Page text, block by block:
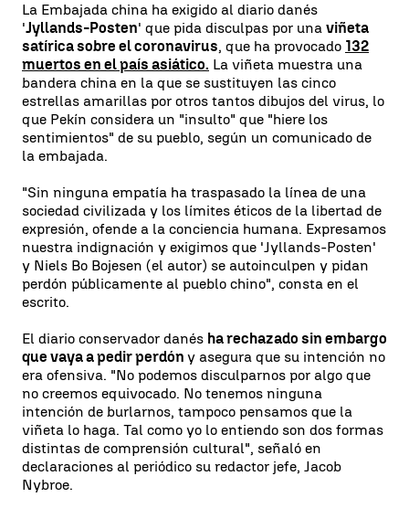
La Embajada china ha exigido al diario danés
'Jyllands-Posten' que pida disculpas por una viñeta
satírica sobre el coronavirus, que ha provocado 132
muertos en el país asiático. La viñeta muestra una
bandera china en la que se sustituyen las cinco
estrellas amarillas por otros tantos dibujos del virus, lo
que Pekín considera un "insulto" que "hiere los
sentimientos" de su pueblo, según un comunicado de
la embajada.
"Sin ninguna empatía ha traspasado la línea de una
sociedad civilizada y los límites éticos de la libertad de
expresión, ofende a la conciencia humana. Expresamos
nuestra indignación y exigimos que 'Jyllands-Posten'
y Niels Bo Bojesen (el autor) se autoinculpen y pidan
perdón públicamente al pueblo chino", consta en el
escrito.
El diario conservador danés ha rechazado sin embargo
que vaya a pedir perdón y asegura que su intención no
era ofensiva. "No podemos disculparnos por algo que
no creemos equivocado. No tenemos ninguna
intención de burlarnos, tampoco pensamos que la
viñeta lo haga. Tal como yo lo entiendo son dos formas
distintas de comprensión cultural", señaló en
declaraciones al periódico su redactor jefe, Jacob
Nybroe.